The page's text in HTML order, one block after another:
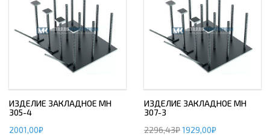
ИЗДЕЛИЕ ЗАКЛАДНОЕ МН
305-4
2001,00₽
ИЗДЕЛИЕ ЗАКЛАДНОЕ МН
307-3
2296,43₽1929,00₽